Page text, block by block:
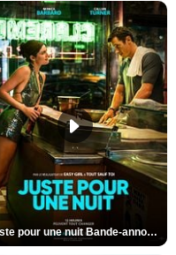
Juste pour une nuit Bande-annonce VO STFR